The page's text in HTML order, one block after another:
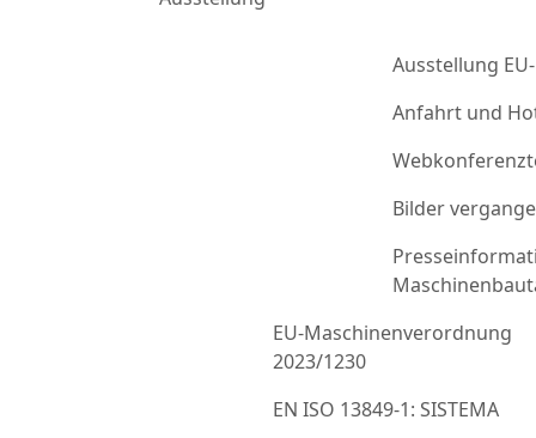
Ausstellung
Anfahrt und
Bilder
EU-Maschinenverordnung
2023/1230
EN ISO 13849-1: SISTEMA